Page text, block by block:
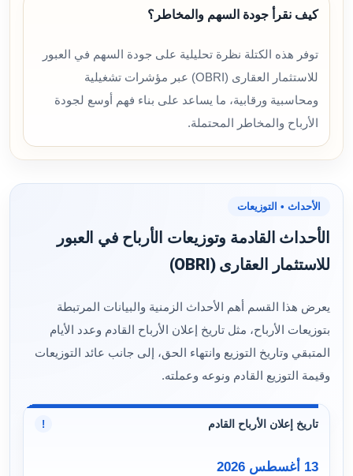
كيف نقرأ جودة السهم والمخاطر؟
توفر هذه الكتلة نظرة تحليلية على جودة السهم في العبور
للاستثمار العقارى (OBRI) عبر مؤشرات تشغيلية
ومحاسبية ورقابية، ما يساعد على بناء فهم أوسع لجودة
الأرباح والمخاطر المحتملة.
الأحداث • التوزيعات
الأحداث القادمة وتوزيعات الأرباح في العبور
للاستثمار العقارى (OBRI)
يعرض هذا القسم أهم الأحداث الزمنية والبيانات المرتبطة
بتوزيعات الأرباح، مثل تاريخ إعلان الأرباح القادم وعدد الأيام
المتبقي وتاريخ التوزيع وانتهاء الحق، إلى جانب عائد التوزيعات
وقيمة التوزيع القادم ونوعه وعملته.
تاريخ إعلان الأرباح القادم !
13 أغسطس 2026